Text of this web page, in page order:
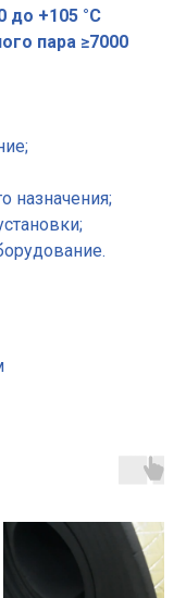
до +105 °С
пара ≥7000
назначения;